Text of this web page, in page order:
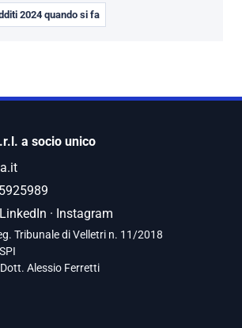
2024 quando si fa
a socio unico
LinkedIn · Instagram
Tribunale di Velletri n. 11/2018
Alessio Ferretti